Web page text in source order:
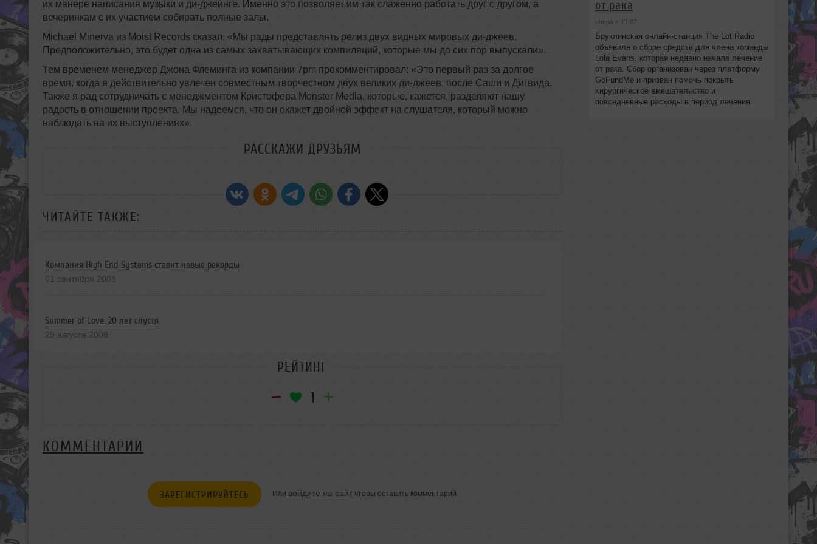
их манере написания музыки и ди-джеинге. Именно это позволяет им так слаженно работать друг с другом, а
вечеринкам с их участием собирать полные залы.
Michael Minerva из Moist Records сказал: «Мы рады представлять релиз двух видных мировых ди-джеев.
Предположительно, это будет одна из самых захватывающих компиляций, которые мы до сих пор выпускали».
Тем временем менеджер Джона Флеминга из компании 7pm прокомментировал: «Это первый раз за долгое
время, когда я действительно увлечен совместным творчеством двух великих ди-джеев, после Саши и Дигвида.
Также я рад сотрудничать с менеджментом Кристофера Monster Media, которые, кажется, разделяют нашу
радость в отношении проекта. Мы надеемся, что он окажет двойной эффект на слушателя, который можно
наблюдать на их выступлениях».
РАССКАЖИ ДРУЗЬЯМ
ЧИТАЙТЕ ТАКЖЕ:
Компания High End Systems ставит новые рекорды
01 сентября 2008
Summer of Love. 20 лет спустя
29 августа 2008
РЕЙТИНГ
1
КОММЕНТАРИИ
ЗАРЕГИСТРИРУЙТЕСЬ Или войдите на сайт чтобы оставить комментарий
от рака
вчера в 17:02
Бруклинская онлайн-станция The Lot Radio
объявила о сборе средств для члена команды
Lola Evans, которая недавно начала лечение
от рака. Сбор организован через платформу
GoFundMe и призван помочь покрыть
хирургическое вмешательство и
повседневные расходы в период лечения.